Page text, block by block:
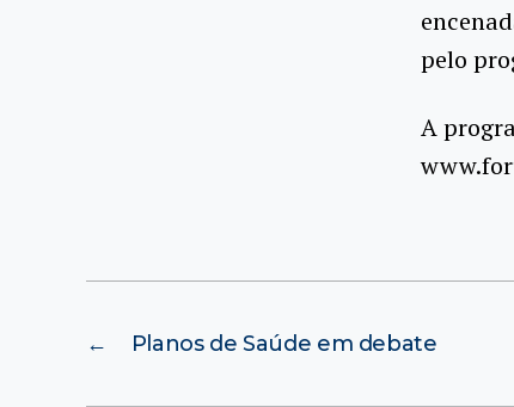
pelo
A
← Planos de Saúde em debate